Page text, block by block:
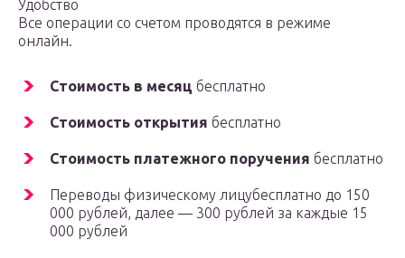
Удобство
Все операции со счетом проводятся в режиме
онлайн.
Стоимость в месяц бесплатно
Стоимость открытия бесплатно
Стоимость платежного поручения бесплатно
Переводы физическому лицубесплатно до 150
000 рублей, далее — 300 рублей за каждые 15
000 рублей